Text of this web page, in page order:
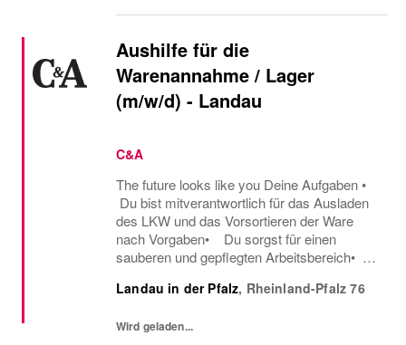
Aushilfe für die
Warenannahme / Lager
(m/w/d) - Landau
C&A
The future looks like you Deine Aufgaben •
Du bist mitverantwortlich für das Ausladen
des LKW und das Vorsortieren der Ware
nach Vorgaben• Du sorgst für einen
sauberen und gepflegten Arbeitsbereich•
diversen Nebenarbeiten Was du mitbringst
Landau in der Pfalz, Rheinland-Pfalz 76
Wird geladen...